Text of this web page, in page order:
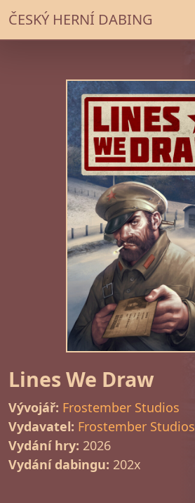
ČESKÝ HERNÍ DABING
Lines We Draw
Vývojář: Frostember Studios
Vydavatel: Frostember Studios
Vydání hry: 2026
Vydání dabingu: 202x